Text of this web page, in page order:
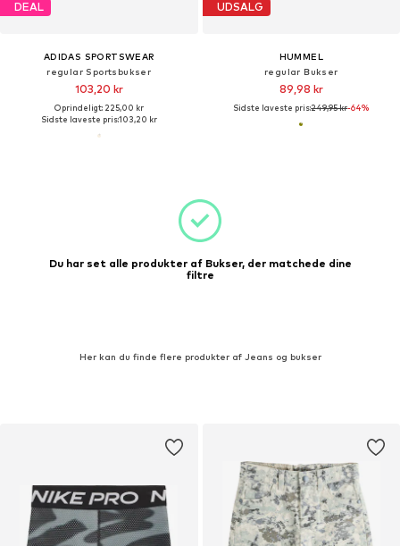
DEAL
ADIDAS SPORTSWEAR
regular Sportsbukser
103,20 kr
Oprindeligt: 225,00 kr
Sidste laveste pris:103,20 kr
UDSALG
HUMMEL
regular Bukser
89,98 kr
Sidste laveste pris:249,95 kr-64%
Du har set alle produkter af Bukser, der matchede dine
filtre
Her kan du finde flere produkter af Jeans og bukser